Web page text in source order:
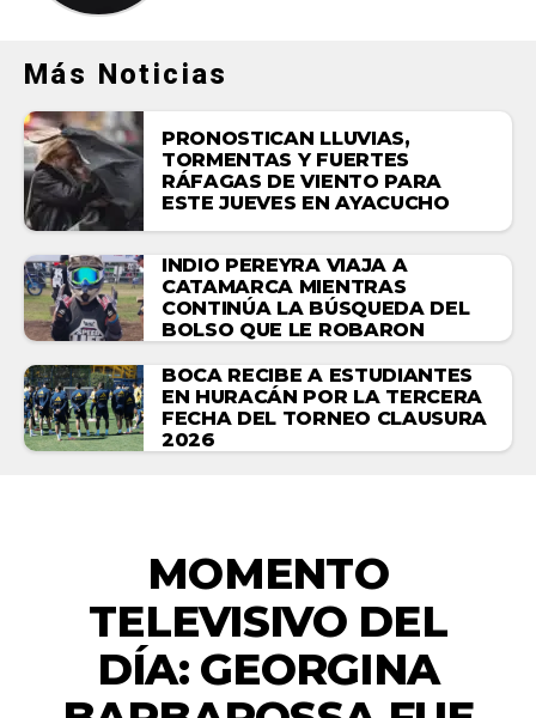
Más Noticias
PRONOSTICAN LLUVIAS,
TORMENTAS Y FUERTES
RÁFAGAS DE VIENTO PARA
ESTE JUEVES EN AYACUCHO
INDIO PEREYRA VIAJA A
CATAMARCA MIENTRAS
CONTINÚA LA BÚSQUEDA DEL
BOLSO QUE LE ROBARON
BOCA RECIBE A ESTUDIANTES
EN HURACÁN POR LA TERCERA
FECHA DEL TORNEO CLAUSURA
2026
MOMENTO
TELEVISIVO DEL
DÍA: GEORGINA